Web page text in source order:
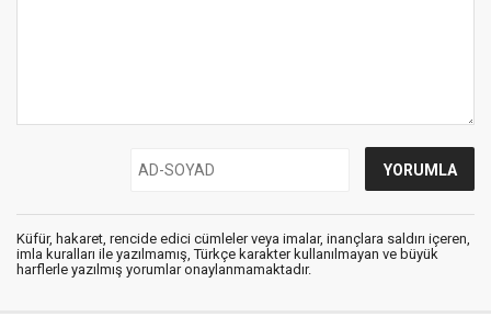
Küfür, hakaret, rencide edici cümleler veya imalar, inançlara saldırı içeren,
imla kuralları ile yazılmamış, Türkçe karakter kullanılmayan ve büyük
harflerle yazılmış yorumlar onaylanmamaktadır.